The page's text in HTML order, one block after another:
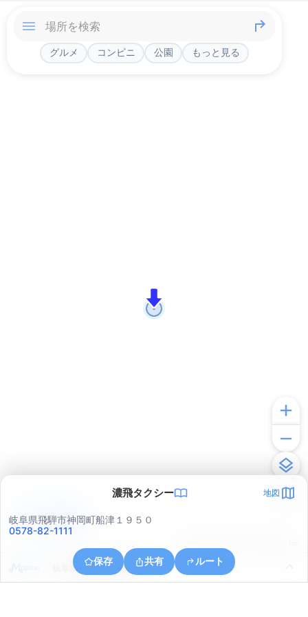
グルメ コンビニ 公園 もっと見る
濃飛タクシー 地図
岐阜県飛騨市神岡町船津１９５０
0578-82-1111
保存 共有 ルート
岐阜県飛騨市神岡町鹿間
アプリで見る